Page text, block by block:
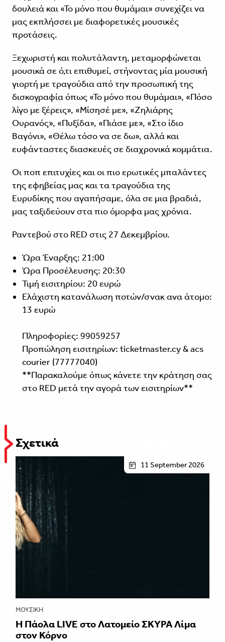
δουλειά και «Το μόνο που θυμάμαι» συνεχίζει να
μας εκπλήσσει με διαφορετικές μουσικές
προτάσεις.
Ξεχωριστή και πολυτάλαντη, μεταμορφώνεται
μουσικά σε ό,τι επιθυμεί, στήνοντας μία μουσική
γιορτή με τραγούδια από την προσωπική της
δισκογραφία όπως «Το μόνο που θυμάμαι», «Πόσο
λίγο με ξέρεις», «Μίσησέ με», «Ζηλιάρης
Ουρανός», «Πυξίδα», «Πιάσε με», «Στο ίδιο
Βαγόνι», «Θέλω τόσο να σε δω», αλλά και
ευφάνταστες διασκευές σε διαχρονικά κομμάτια.
Οι ποπ επιτυχίες και οι πιο ερωτικές μπαλάντες
της εφηβείας μας και τα τραγούδια της
Ευρυδίκης που αγαπήσαμε, όλα σε μια βραδιά,
μας ταξιδεύουν στα πιο όμορφα μας χρόνια.
Ραντεβού στο RED στις 27 Δεκεμβρίου.
Ώρα Έναρξης: 21:00
Ώρα Προσέλευσης: 20:30
Τιμή εισιτηρίου: 20 ευρώ
Ελάχιστη κατανάλωση ποτών/σνακ ανα άτομο:
13 ευρώ
Πληροφορίες: 99059257
Προπώληση εισιτηρίων: ticketmaster.cy & acs
courier (77777040)
**Παρακαλούμε όπως κάνετε την κράτηση σας
στο RED μετά την αγορά των εισιτηρίων**
Σχετικά
11 September 2026
ΜΟΥΣΙΚΉ
Η Πάολα LIVE στο Λατομείο ΣΚΥΡΑ Λίμα
στον Κόρνο